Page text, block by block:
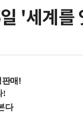
'세계를
매!